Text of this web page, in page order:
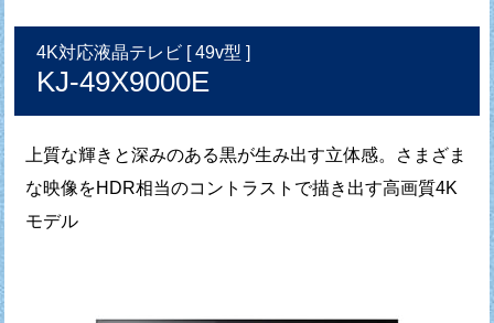
4K対応液晶テレビ [ 49v型 ]
KJ-49X9000E
上質な輝きと深みのある黒が生み出す立体感。さまざま
な映像をHDR相当のコントラストで描き出す高画質4K
モデル